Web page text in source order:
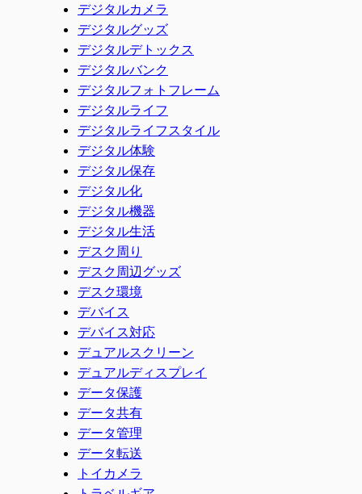
デジタルカメラ
デジタルグッズ
デジタルデトックス
デジタルバンク
デジタルフォトフレーム
デジタルライフ
デジタルライフスタイル
デジタル体験
デジタル保存
デジタル化
デジタル機器
デジタル生活
デスク周り
デスク周辺グッズ
デスク環境
デバイス
デバイス対応
デュアルスクリーン
デュアルディスプレイ
データ保護
データ共有
データ管理
データ転送
トイカメラ